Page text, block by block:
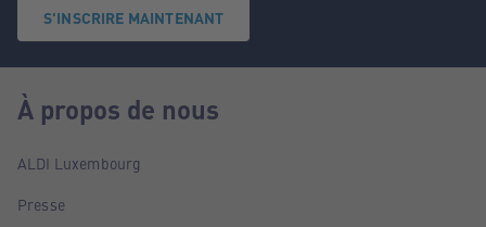
S'INSCRIRE MAINTENANT
À propos de nous
ALDI Luxembourg
Presse